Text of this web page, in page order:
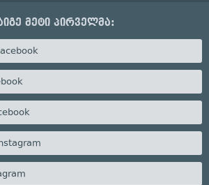
მეტი პირველმა: